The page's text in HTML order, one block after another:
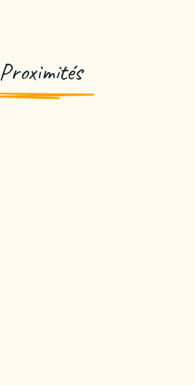
Proximités